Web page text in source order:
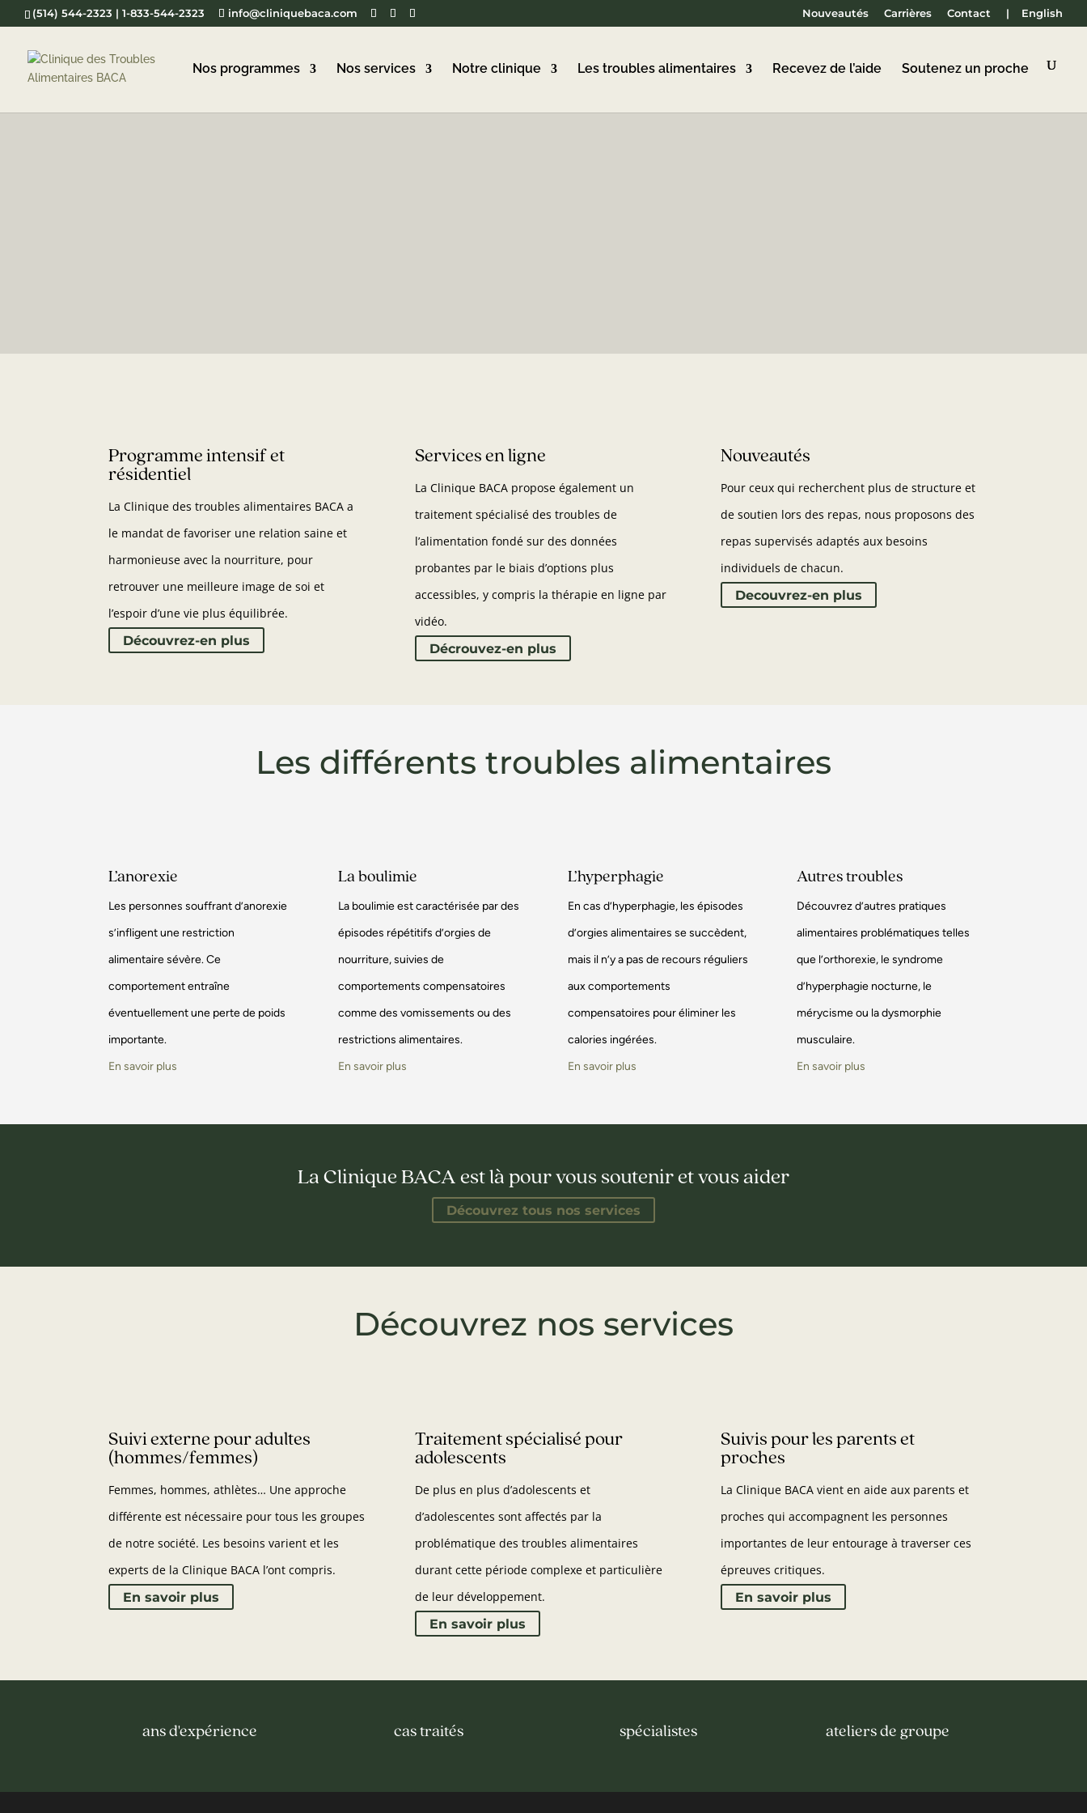
(514) 544-2323 | 1-833-544-2323 info@cliniquebaca.com Nouveautés Carrières Contact | English
Nos programmes Nos services Notre clinique Les troubles alimentaires Recevez de l’aide Soutenez un proche
Programme intensif et
résidentiel
La Clinique des troubles alimentaires BACA a
le mandat de favoriser une relation saine et
harmonieuse avec la nourriture, pour
retrouver une meilleure image de soi et
l’espoir d’une vie plus équilibrée.
Découvrez-en plus
Services en ligne
La Clinique BACA propose également un
traitement spécialisé des troubles de
l’alimentation fondé sur des données
probantes par le biais d’options plus
accessibles, y compris la thérapie en ligne par
vidéo.
Décrouvez-en plus
Nouveautés
Pour ceux qui recherchent plus de structure et
de soutien lors des repas, nous proposons des
repas supervisés adaptés aux besoins
individuels de chacun.
Decouvrez-en plus
Les différents troubles alimentaires
L’anorexie
Les personnes souffrant d’anorexie
s’infligent une restriction
alimentaire sévère. Ce
comportement entraîne
éventuellement une perte de poids
importante.
En savoir plus
La boulimie
La boulimie est caractérisée par des
épisodes répétitifs d’orgies de
nourriture, suivies de
comportements compensatoires
comme des vomissements ou des
restrictions alimentaires.
En savoir plus
L’hyperphagie
En cas d’hyperphagie, les épisodes
d’orgies alimentaires se succèdent,
mais il n’y a pas de recours réguliers
aux comportements
compensatoires pour éliminer les
calories ingérées.
En savoir plus
Autres troubles
Découvrez d’autres pratiques
alimentaires problématiques telles
que l’orthorexie, le syndrome
d’hyperphagie nocturne, le
mérycisme ou la dysmorphie
musculaire.
En savoir plus
La Clinique BACA est là pour vous soutenir et vous aider
Découvrez tous nos services
Découvrez nos services
Suivi externe pour adultes
(hommes/femmes)
Femmes, hommes, athlètes… Une approche
différente est nécessaire pour tous les groupes
de notre société. Les besoins varient et les
experts de la Clinique BACA l’ont compris.
En savoir plus
Traitement spécialisé pour
adolescents
De plus en plus d’adolescents et
d’adolescentes sont affectés par la
problématique des troubles alimentaires
durant cette période complexe et particulière
de leur développement.
En savoir plus
Suivis pour les parents et
proches
La Clinique BACA vient en aide aux parents et
proches qui accompagnent les personnes
importantes de leur entourage à traverser ces
épreuves critiques.
En savoir plus
ans d'expérience cas traités spécialistes ateliers de groupe